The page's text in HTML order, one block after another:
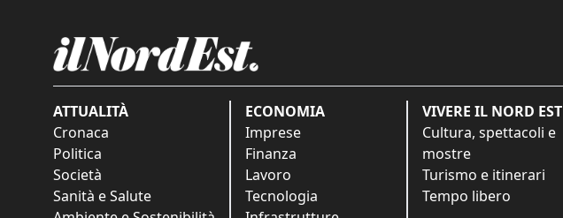
ATTUALITÀ
Cronaca
Politica
Società
Sanità e Salute
ECONOMIA
Imprese
Finanza
Lavoro
Tecnologia
VIVERE IL NORD EST
Cultura, spettacoli e
mostre
Turismo e itinerari
Tempo libero